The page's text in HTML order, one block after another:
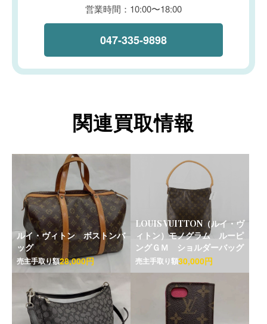
営業時間：10:00〜18:00
047-335-9898
関連買取情報
ルイ・ヴィトン ボストンバ
ッグ
売主手取り額28,000円
LOUIS VUITTON（ルイ・ヴ
ィトン）モノグラム ルーピ
ングＧＭ ショルダーバッグ
売主手取り額30,000円